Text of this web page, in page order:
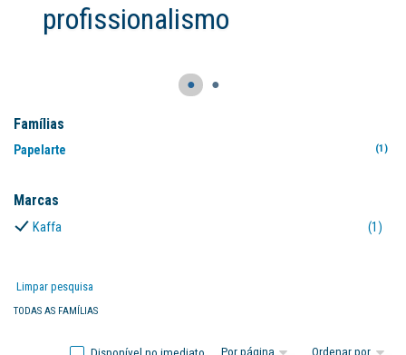
profissionalismo
● ●
Famílias
Papelarte (1)
Marcas
Kaffa (1)
Limpar pesquisa
TODAS AS FAMÍLIAS